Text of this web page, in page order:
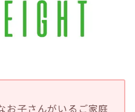
お子さんがいるご家庭